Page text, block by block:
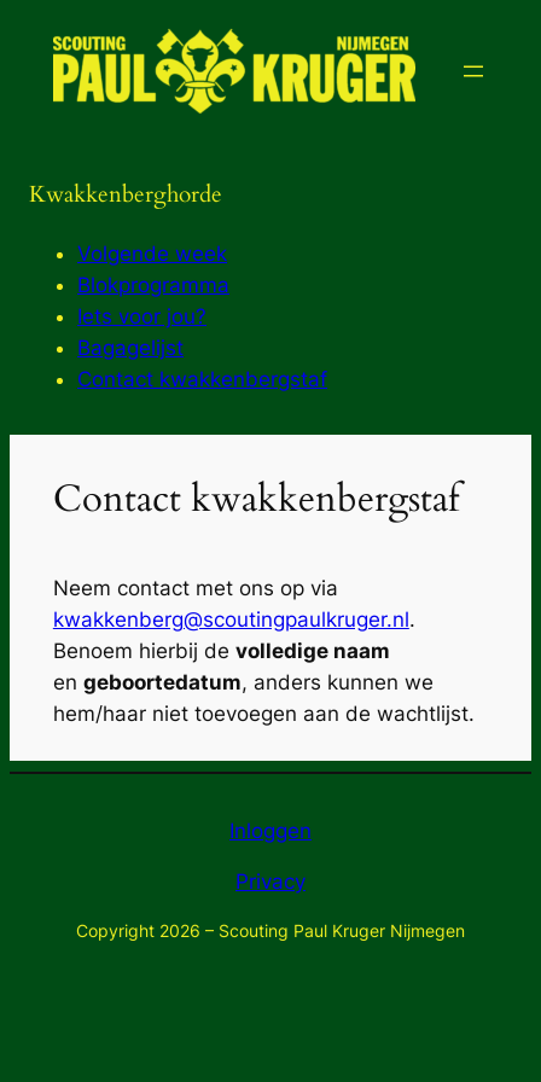
Kwakkenberghorde
Volgende week
Blokprogramma
Iets voor jou?
Bagagelijst
Contact kwakkenbergstaf
Contact kwakkenbergstaf
Neem contact met ons op via
kwakkenberg@scoutingpaulkruger.nl.
Benoem hierbij de volledige naam
en geboortedatum, anders kunnen we
hem/haar niet toevoegen aan de wachtlijst.
Inloggen
Privacy
Copyright 2026 – Scouting Paul Kruger Nijmegen